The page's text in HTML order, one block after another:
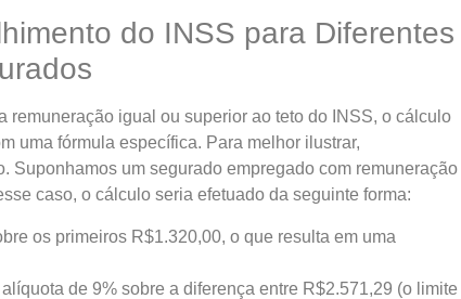
do INSS para Diferentes
remuneração igual ou superior ao teto do INSS, o cálculo
uma fórmula específica. Para melhor ilustrar,
Suponhamos um segurado empregado com remuneração
caso, o cálculo seria efetuado da seguinte forma:
os primeiros R$1.320,00, o que resulta em uma
de 9% sobre a diferença entre R$2.571,29 (o limite